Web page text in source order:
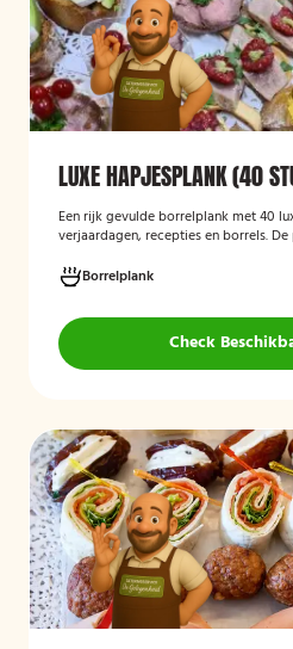
LUXE HAPJESPLANK (40
Een rijk gevulde borrelplank met 40
verjaardagen, recepties en borrels.
stijlvol worden gepresenteerd, zodat
genieten.
Borrelplank
Check